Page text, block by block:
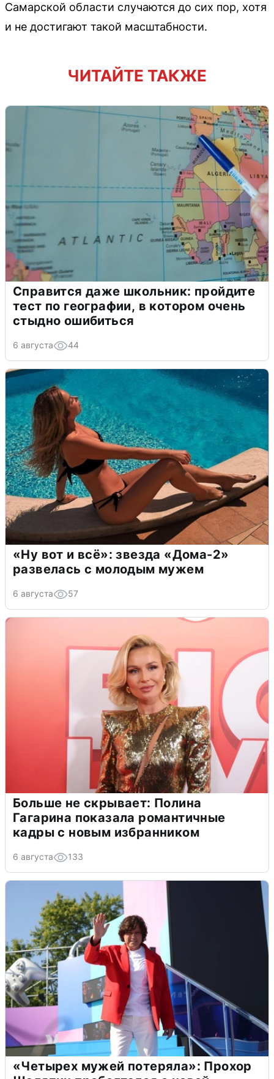
Самарской области случаются до сих пор, хотя
и не достигают такой масштабности.
ЧИТАЙТЕ ТАКЖЕ
Справится даже школьник: пройдите
тест по географии, в котором очень
стыдно ошибиться
6 августа 44
«Ну вот и всё»: звезда «Дома-2»
развелась с молодым мужем
6 августа 57
Больше не скрывает: Полина
Гагарина показала романтичные
кадры с новым избранником
6 августа 133
«Четырех мужей потеряла»: Прохор